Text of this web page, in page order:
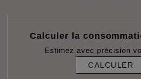
Calculer la
Estimez avec précision
CALCULER